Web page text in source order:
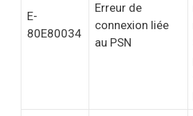
E-
80E80034
Erreur de
connexion liée
au PSN